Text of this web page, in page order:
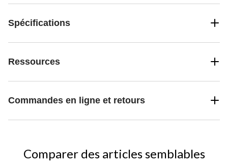
Spécifications
Ressources
Commandes en ligne et retours
Comparer des articles semblables